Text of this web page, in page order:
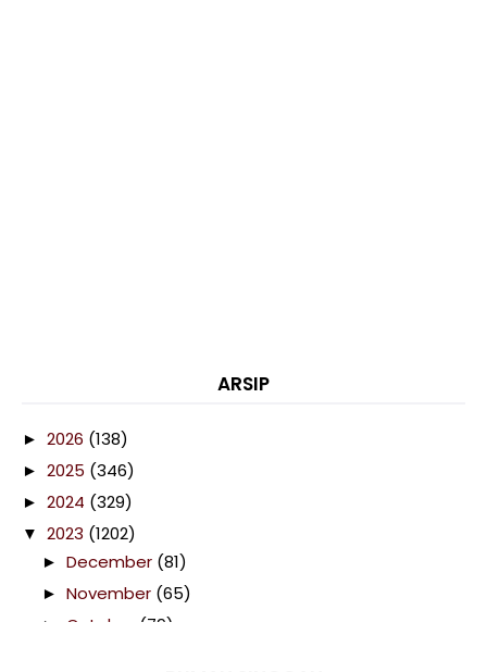
ARSIP
► 2026 (138)
► 2025 (346)
► 2024 (329)
▼ 2023 (1202)
► December (81)
► November (65)
► October (79)